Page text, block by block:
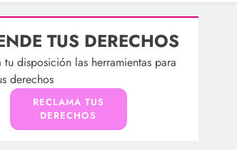
TUS DERECHOS
tu disposición las herramientas para
derechos
RECLAMA TUS
DERECHOS